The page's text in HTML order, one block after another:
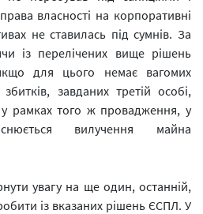
власності на корпоративні
не ставилась під сумнів. За
із перелічених вище рішень
для цього немає вагомих
завданих третій особі,
рамках того ж провадження, у
вилучення майна
увагу на ще один, останній,
із вказаних рішень ЄСПЛ. У